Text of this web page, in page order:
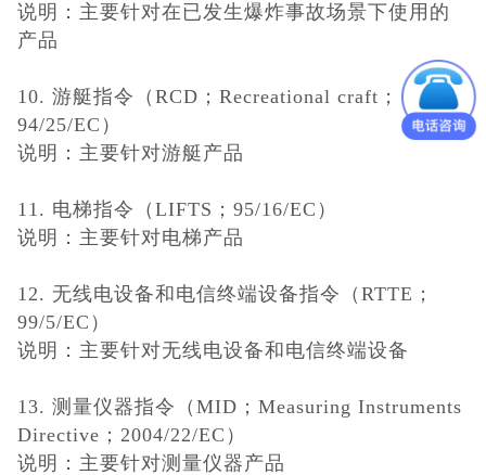
说明：主要针对在已发生爆炸事故场景下使用的
产品
10. 游艇指令（RCD；Recreational craft；
94/25/EC）
说明：主要针对游艇产品
11. 电梯指令（LIFTS；95/16/EC）
说明：主要针对电梯产品
12. 无线电设备和电信终端设备指令（RTTE；
99/5/EC）
说明：主要针对无线电设备和电信终端设备
13. 测量仪器指令（MID；Measuring Instruments
Directive；2004/22/EC）
说明：主要针对测量仪器产品